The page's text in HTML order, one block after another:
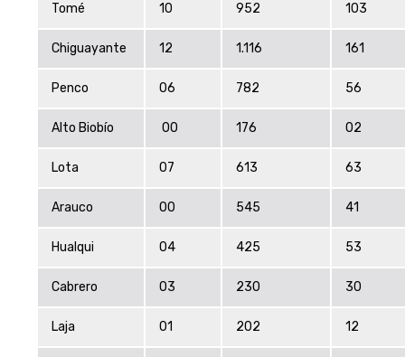
Tomé 10 952 103
Chiguayante 12 1.116 161
Penco 06 782 56
Alto Biobío 00 176 02
Lota 07 613 63
Arauco 00 545 41
Hualqui 04 425 53
Cabrero 03 230 30
Laja 01 202 12